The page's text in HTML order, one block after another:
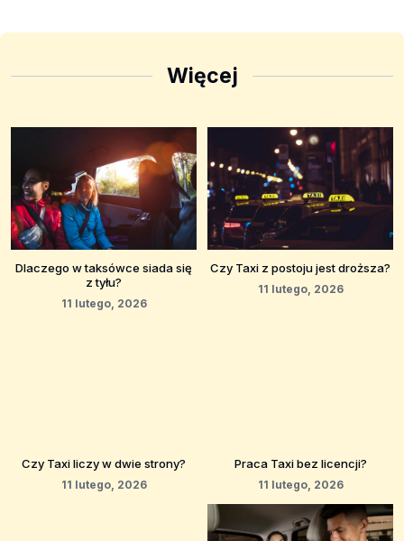
Więcej
Dlaczego w taksówce siada się
z tyłu?
11 lutego, 2026
Czy Taxi z postoju jest droższa?
11 lutego, 2026
Czy Taxi liczy w dwie strony?
11 lutego, 2026
Praca Taxi bez licencji?
11 lutego, 2026